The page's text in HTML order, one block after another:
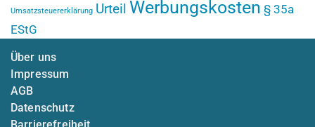
Umsatzsteuererklärung Urteil Werbungskosten § 35a
EStG
Über uns
Impressum
AGB
Datenschutz